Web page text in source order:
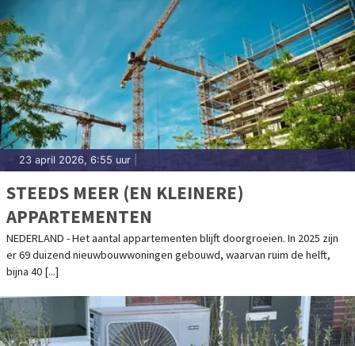
23 april 2026, 6:55 uur
STEEDS MEER (EN KLEINERE)
APPARTEMENTEN
NEDERLAND - Het aantal appartementen blijft doorgroeien. In 2025 zijn
er 69 duizend nieuwbouwwoningen gebouwd, waarvan ruim de helft,
bijna 40 [...]